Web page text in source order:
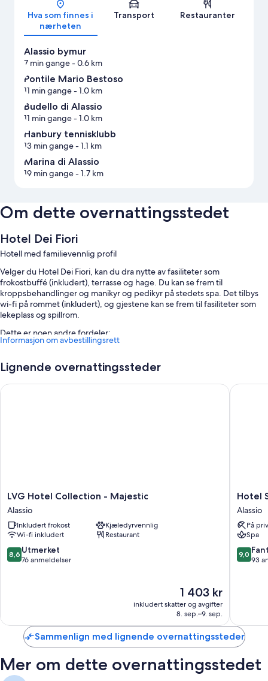
Hva som finnes i
nærheten
Transport Restauranter
Alassio bymur
7 min gange- 0.6 km
Pontile Mario Bestoso
11 min gange- 1.0 km
Budello di Alassio
11 min gange- 1.0 km
Hanbury tennisklubb
13 min gange- 1.1 km
Marina di Alassio
19 min gange- 1.7 km
Om dette overnattingsstedet
Hotel Dei Fiori
Hotell med familievennlig profil
Velger du Hotel Dei Fiori, kan du dra nytte av fasiliteter som
frokostbuffé (inkludert), terrasse og hage. Du kan se frem til
kroppsbehandlinger og manikyr og pedikyr på stedets spa. Det tilbys
wi-fi på rommet (inkludert), og gjestene kan se frem til fasiliteter som
lekeplass og spillrom.
Dette er noen andre fordeler:
bagasjeoppbevaring
Flatskjerm-TV med kabel-TV
Tekjøkken, oppvarming og daglig rengjøring
Informasjon om avbestillingsrett
Lignende overnattingssteder
LVG
Hotel
Collection
-
Majestic
Alassio
LVG Hotel Collection - Majestic
Alassio
Inkludert frokost
Kjæledyrvennlig
Wi-fi inkludert
Restaurant
8.6
av
8,6 Utmerket
76 anmeldelser
Prisen
er
1 403 kr
1 403 kr
inkludert skatter og avgifter
8. sep.–9. sep.
LVG Hotel Collection - Majestic
Hotel
Savoia
Alassio
Hotel
Alassio
På
Spa
9.0
av
9,0
93
Hotel
Sammenlign med lignende overnattingssteder
Mer om dette overnattingsstedet